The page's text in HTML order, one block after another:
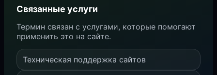
Связанные услуги
Термин связан с услугами, которые помогают
применить это на сайте.
Техническая поддержка сайтов